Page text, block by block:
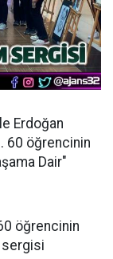
Erdoğan
60 öğrencinin
Dair"
öğrencinin
sergisi